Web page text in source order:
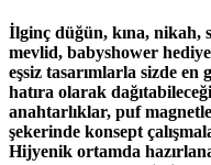
İlginç düğün, kına, nikah,
mevlid, babyshower
eşsiz tasarımlarla sizde
hatıra olarak
anahtarlıklar, puf
şekerinde konsept
Hijyenik ortamda